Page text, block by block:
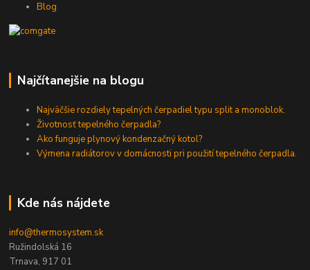
Blog
Najčítanejšie na blogu
Najväčšie rozdiely tepelných čerpadiel typu split a monoblok.
Životnosť tepelného čerpadla?
Ako funguje plynový kondenzačný kotol?
Výmena radiátorov v domácnosti pri použití tepelného čerpadla.
Kde nás nájdete
info@thermosystem.sk
Ružindolská 16
Trnava, 917 01